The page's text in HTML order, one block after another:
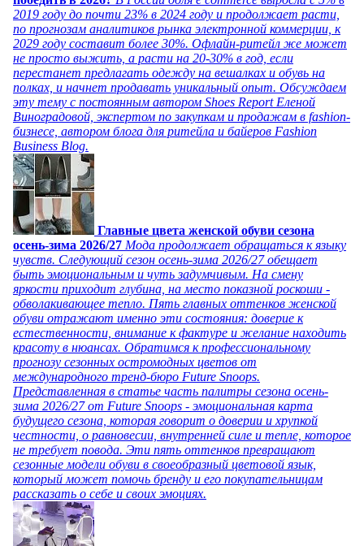
2019 году до почти 23% в 2024 году и продолжает расти,
по прогнозам аналитиков рынка электронной коммерции, к
2029 году составит более 30%. Офлайн-ритейл же может
не просто выжить, а расти на 20-30% в год, если
перестанет предлагать одежду на вешалках и обувь на
полках, и начнет продавать уникальный опыт. Обсуждаем
эту тему с постоянным автором Shoes Report Еленой
Виноградовой, экспертом по закупкам и продажам в fashion-
бизнесе, автором блога для ритейла и байеров Fashion
Business Blog.
Главные цвета женской обуви сезона
осень-зима 2026/27 Мода продолжает обращаться к языку
чувств. Следующий сезон осень-зима 2026/27 обещает
быть эмоциональным и чуть задумчивым. На смену
яркости приходит глубина, на место показной роскоши -
обволакивающее тепло. Пять главных оттенков женской
обуви отражают именно эти состояния: доверие к
естественности, внимание к фактуре и желание находить
красоту в нюансах. Обратимся к профессиональному
прогнозу сезонных остромодных цветов от
международного тренд-бюро Future Snoops.
Представленная в статье часть палитры сезона осень-
зима 2026/27 от Future Snoops - эмоциональная карта
будущего сезона, которая говорит о доверии и хрупкой
честности, о равновесии, внутренней силе и тепле, которое
не требует повода. Эти пять оттенков превращают
сезонные модели обуви в своеобразный цветовой язык,
который может помочь бренду и его покупательницам
рассказать о себе и своих эмоциях.